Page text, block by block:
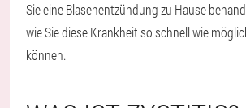
Sie eine Blasenentzündung zu Hause
wie Sie diese Krankheit so schnell wie
können.